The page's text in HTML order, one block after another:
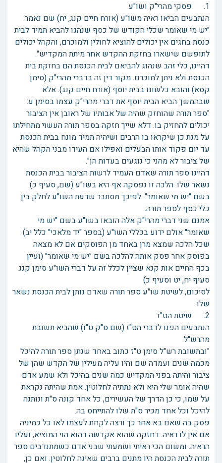
1. פסקי מהרי"ק ושו"ע
הנתבעים הביאו ראיה משו"ע (אורח חיים קנג, יח) שם נאמר:
"יש מי שאומר שכלי הקודש של כסף שנהגו להביא תמיד לבית
כנסת בחגים אין יכולים להוציא לחולין ולמוכרם, והקהל יכולים
לתופשם שישארו בחזקת ההקדש אחר מיתת המקדיש".
דהיינו, כלי זהב שנהוג להביאם לבית הכנסת הם בחזקת בית
הכנסת ולא ניתן למוכרם. מקור דין זה בדברי מהרי"ק (סימן
קסא) והובא כלשונו בבית יוסף (אורח חיים קנג). אלא
שבהמשך הביא הבית יוסף את דברי מהרי"ק עצמו בסימן ע:
"ספר תורה שהוחזק שהיה של אבותיו של ראובן אין הציבור
יכולים להחזיק בו. דלא שייך חזקה בספר תורה העשוי מתחילתו
על מנת כן שיקראו בו הרבים ושיהיה תמיד מונח בבית הכנסת
עד יום פקוד אותו הבעלים ואפילו אם העידו מבני הקהל שהיא
של ציבור לא מהני כי נוגעים בעדות הן".
דהיינו ספר תורה שאדם העמיד לרשות הציבור בבית הכנסת
נשאר שלו. הלכה זו נפסקה אף היא בשו"ע (שם, סעיף כ)
בשם "יש מי שאומר". לפיכך מסתבר שדעת השו"ע לחלק בין
כלי כסף לספר תורה.
אמנם שני דברי מהרי"ק אלה הובאו בשו"ע בשם "יש מי
שאומר" אולם ידוע בכללי השו"ע (בספר "יד מלאכי" כלל יב)
שכל הלכה שמצא מרן באחד מן הפוסקים אם לא מצאה
בפוסק אחר פסק אותה להלכה בשם "יש מי שאומר" (ועיין
בכף החיים אות קנא שציין לכלל זה על דברי השו"ע סימן קנג
סעיף יח, יט וסעיף כ)
לסיכום, לשיטת שו"ע ספר תורה שאדם נותן לבית הכנסת נשאר
שלו.
2. שיטת הט"ז
הנתבעים הפנו לדברי הט"ז (שם ס"ק ט"ו) שהביא תשובת
מהרש"ל:
"ובתשובת רש"ל סימן ט"ז כתוב באחד שנתן ספר תורה להיכל
מכמה שנים ועמדה שם והיו עליה מעילין של הקדש שהן של
ציבור והיתה בפני המקדיש כמה שנים בהיכל ולא שמע אדם
שהיה אומר שלי היא ולא נתתיה לחלוטין. אמת שהיתה נקראת
על שמו, כי כן הדרך של העשירים, כל אחד קונה ס"ת ונותנה
להיכל וכל אחד מכיר ס"ת שלו להתייחס בה.
פסק בה שאם בא אחר כך ורצה לקחת לעצמו לאו כל כמיניה
אם אין לו ראיה. דחזקה שהוא אקדשה דהוא הוי המוציא, ועליו
הראיה. ומשום הכי ראיתי ושמעתי שבני אדם כשמתנדבים ספר
תורה לבית הכנסת היו מתנים ברבים שאינה לחלוטין. ואם כן,